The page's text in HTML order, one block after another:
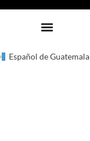
Español de Guatemala